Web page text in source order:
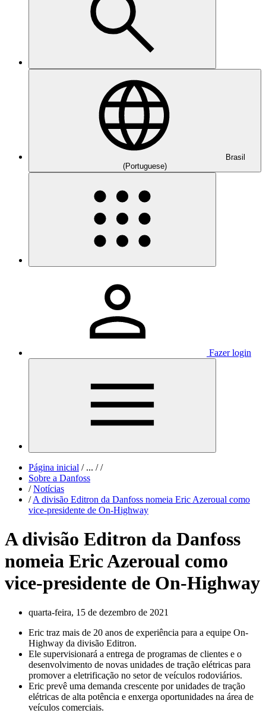
Brasil
(Portuguese)
Fazer login
Página inicial /... / /
Sobre a Danfoss
/ Notícias
/ A divisão Editron da Danfoss nomeia Eric Azeroual como
vice-presidente de On-Highway
A divisão Editron da Danfoss
nomeia Eric Azeroual como
vice-presidente de On-Highway
quarta-feira, 15 de dezembro de 2021
Eric traz mais de 20 anos de experiência para a equipe On-
Highway da divisão Editron.
Ele supervisionará a entrega de programas de clientes e o
desenvolvimento de novas unidades de tração elétricas para
promover a eletrificação no setor de veículos rodoviários.
Eric prevê uma demanda crescente por unidades de tração
elétricas de alta potência e enxerga oportunidades na área de
veículos comerciais.